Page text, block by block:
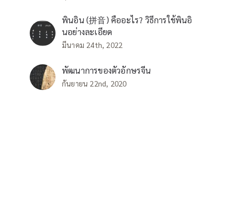
พินอิน (拼音) คืออะไร? วิธีการใช้พินอิ
นอย่างละเอียด
มีนาคม 24th, 2022
พัฒนาการของตัวอักษรจีน
กันยายน 22nd, 2020